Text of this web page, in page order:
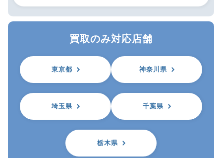
買取のみ対応店舗
東京都 神奈川県
埼玉県 千葉県
栃木県